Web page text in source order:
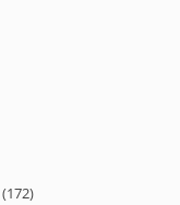
(172)